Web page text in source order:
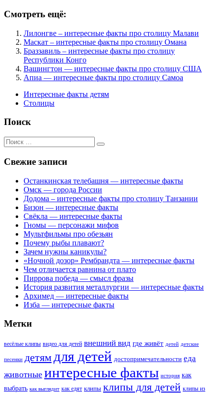
Смотреть ещё:
Лилонгве – интересные факты про столицу Малави
Маскат – интересные факты про столицу Омана
Браззавиль – интересные факты про столицу
Республики Конго
Вашингтон — интересные факты про столицу США
Апиа — интересные факты про столицу Самоа
Интересные факты детям
Столицы
Поиск
Поиск
для:
Свежие записи
Останкинская телебашня — интересные факты
Омск — города России
Додома – интересные факты про столицу Танзании
Бизон — интересные факты
Свёкла — интересные факты
Гномы — персонажи мифов
Мультфильмы про обезьян
Почему рыбы плавают?
Зачем нужны каникулы?
«Ночной дозор» Рембрандта — интересные факты
Чем отличается равнина от плато
Пиррова победа — смысл фразы
История развития металлургии — интересные факты
Архимед — интересные факты
Изба — интересные факты
Метки
весёлые клипы видео для детей внешний вид где живёт детей детские
песенки детям для детей достопримечательности еда
животные интересные факты история как
выбрать как выглядит как едят клипы клипы для детей клипы из